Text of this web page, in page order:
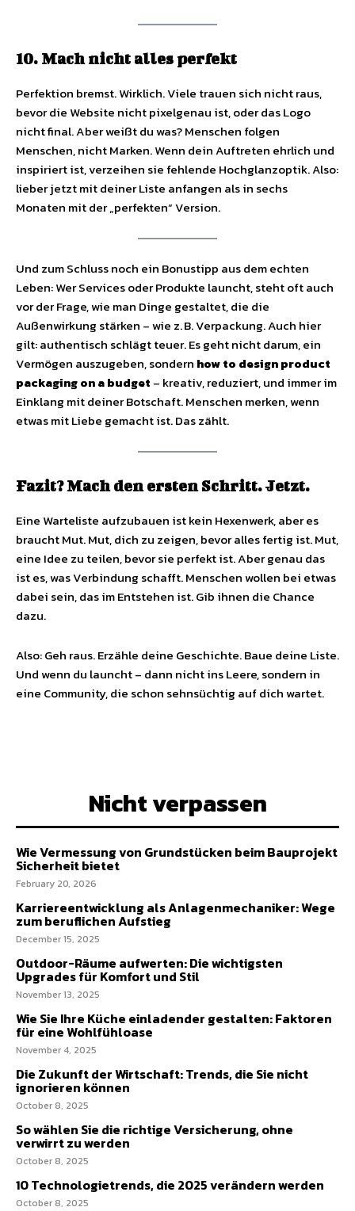
10. Mach nicht alles perfekt
Perfektion bremst. Wirklich. Viele trauen sich nicht raus,
bevor die Website nicht pixelgenau ist, oder das Logo
nicht final. Aber weißt du was? Menschen folgen
Menschen, nicht Marken. Wenn dein Auftreten ehrlich und
inspiriert ist, verzeihen sie fehlende Hochglanzoptik. Also:
lieber jetzt mit deiner Liste anfangen als in sechs
Monaten mit der „perfekten“ Version.
Und zum Schluss noch ein Bonustipp aus dem echten
Leben: Wer Services oder Produkte launcht, steht oft auch
vor der Frage, wie man Dinge gestaltet, die die
Außenwirkung stärken – wie z. B. Verpackung. Auch hier
gilt: authentisch schlägt teuer. Es geht nicht darum, ein
Vermögen auszugeben, sondern how to design product
packaging on a budget – kreativ, reduziert, und immer im
Einklang mit deiner Botschaft. Menschen merken, wenn
etwas mit Liebe gemacht ist. Das zählt.
Fazit? Mach den ersten Schritt. Jetzt.
Eine Warteliste aufzubauen ist kein Hexenwerk, aber es
braucht Mut. Mut, dich zu zeigen, bevor alles fertig ist. Mut,
eine Idee zu teilen, bevor sie perfekt ist. Aber genau das
ist es, was Verbindung schafft. Menschen wollen bei etwas
dabei sein, das im Entstehen ist. Gib ihnen die Chance
dazu.
Also: Geh raus. Erzähle deine Geschichte. Baue deine Liste.
Und wenn du launcht – dann nicht ins Leere, sondern in
eine Community, die schon sehnsüchtig auf dich wartet.
Nicht verpassen
Wie Vermessung von Grundstücken beim Bauprojekt
Sicherheit bietet
February 20, 2026
Karriereentwicklung als Anlagenmechaniker: Wege
zum beruflichen Aufstieg
December 15, 2025
Outdoor-Räume aufwerten: Die wichtigsten
Upgrades für Komfort und Stil
November 13, 2025
Wie Sie Ihre Küche einladender gestalten: Faktoren
für eine Wohlfühloase
November 4, 2025
Die Zukunft der Wirtschaft: Trends, die Sie nicht
ignorieren können
October 8, 2025
So wählen Sie die richtige Versicherung, ohne
verwirrt zu werden
October 8, 2025
10 Technologietrends, die 2025 verändern werden
October 8, 2025